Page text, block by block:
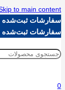
to main content
سفارشات ثبت‌شده
سفارشات ثبت‌شده
0